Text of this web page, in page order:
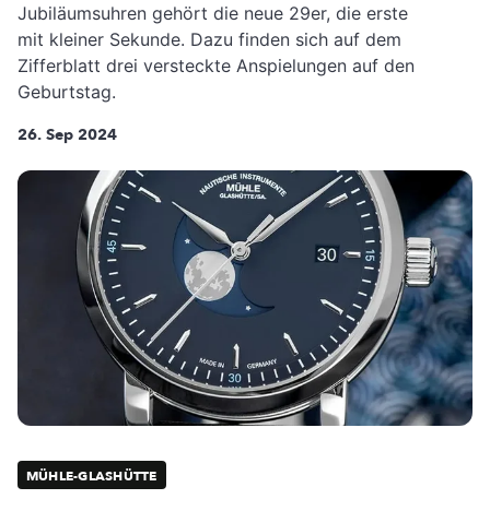
Jubiläumsuhren gehört die neue 29er, die erste
mit kleiner Sekunde. Dazu finden sich auf dem
Zifferblatt drei versteckte Anspielungen auf den
Geburtstag.
26. Sep 2024
MÜHLE-GLASHÜTTE